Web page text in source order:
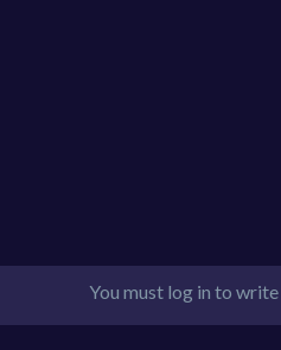
You must log in to